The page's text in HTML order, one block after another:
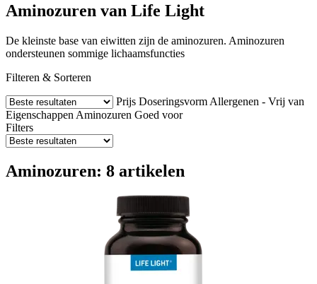
Aminozuren van Life Light
De kleinste base van eiwitten zijn de aminozuren. Aminozuren
ondersteunen sommige lichaamsfuncties
Filteren & Sorteren
Prijs Doseringsvorm Allergenen - Vrij van
Eigenschappen Aminozuren Goed voor
Filters
Aminozuren: 8 artikelen